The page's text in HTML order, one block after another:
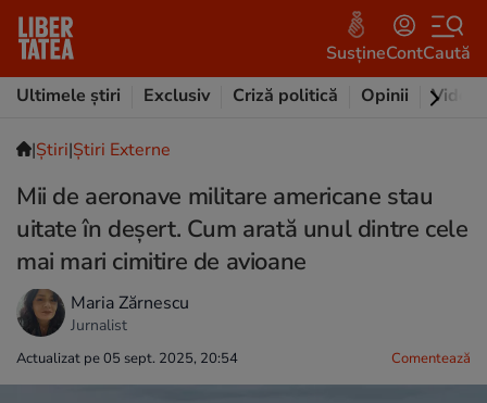
SusțineContCaută
Ultimele știri
Exclusiv Criză politică Opinii Video
|Ştiri|Știri Externe
Mii de aeronave militare americane stau
uitate în deșert. Cum arată unul dintre cele
mai mari cimitire de avioane
Maria Zărnescu
Jurnalist
Actualizat pe 05 sept. 2025, 20:54 Comentează